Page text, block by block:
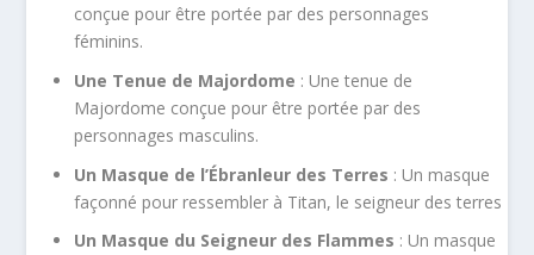
conçue pour être portée par des personnages
féminins.
Une Tenue de Majordome : Une tenue de
Majordome conçue pour être portée par des
personnages masculins.
Un Masque de l’Ébranleur des Terres : Un masque
façonné pour ressembler à Titan, le seigneur des terres
Un Masque du Seigneur des Flammes : Un masque